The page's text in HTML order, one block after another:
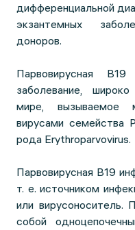
дифференциальной
экзантемных
доноров.
Парвовирусная
заболевание,
мире, вызываемое
вирусами семейства
рода Erythroparvovirus.
Парвовирусная В19
т. е. источником
или вирусоноситель.
собой